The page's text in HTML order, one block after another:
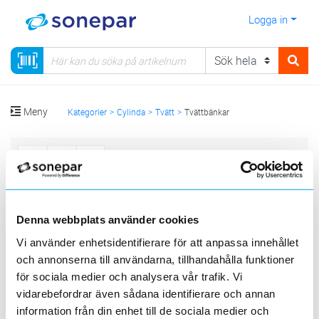
Denna webbplats använder cookies
Vi använder enhetsidentifierare för att anpassa innehållet
och annonserna till användarna, tillhandahålla funktioner
för sociala medier och analysera vår trafik. Vi
vidarebefordrar även sådana identifierare och annan
information från din enhet till de sociala medier och
Logga in
Meny Kategorier Cylinda Tvätt Tvättbänkar
Sida < 1 > Per sida 20 50 100 200
CYLINDA
Filter Alla 4 st
ST Lägg i kundvagn
TVÄTTBÄNK 1000 HV